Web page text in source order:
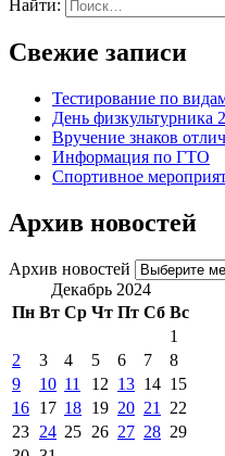
Найти:
Свежие записи
Тестирование по
День физкультурника
Вручение знаков
Информация по ГТО
Спортивное
Архив новостей
Архив новостей
Декабрь 2024
Пн Вт Ср Чт Пт Сб Вс
1
2
3 4 5 6 7
8
9
10 11 12 13 14 15
16 17 18 19 20 21
22
23 24 25 26 27 28 29